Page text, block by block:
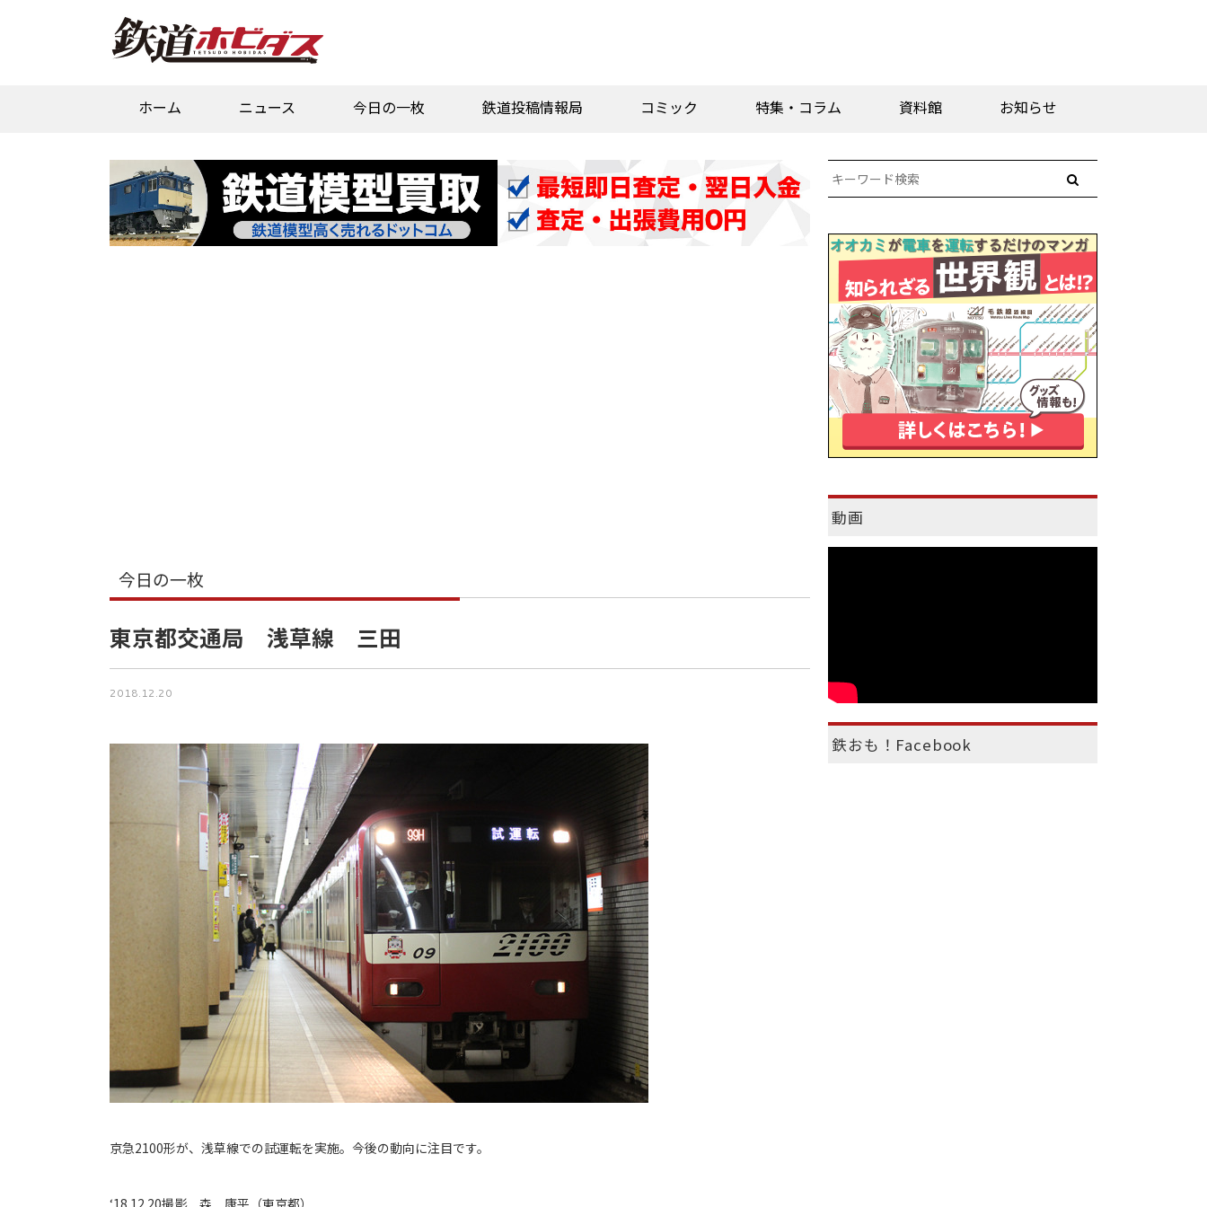
ホーム ニュース 今日の一枚 鉄道投稿情報局 コミック 特集・コラム 資料館 お知らせ
今日の一枚
東京都交通局 浅草線 三田
2018.12.20
京急2100形が、浅草線での試運転を実施。今後の動向に注目です。
動画
鉄おも！Facebook